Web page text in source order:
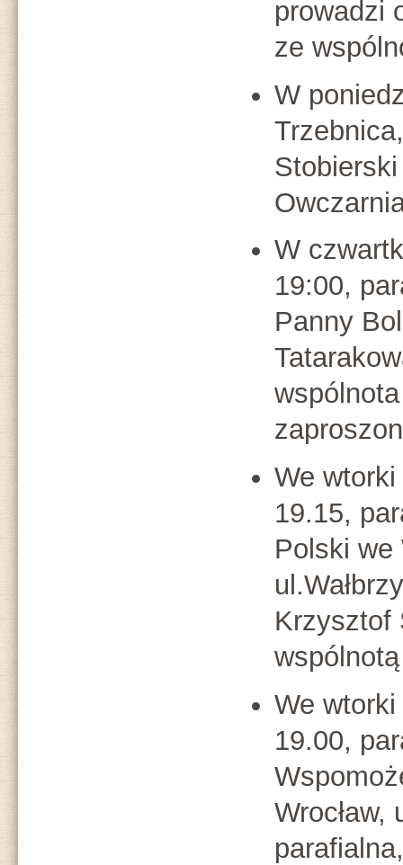
prowadzi
ze
W
W
19:00,
Panny
We wtorki
19.15,
Polski we
Krzysztof
We wtorki
19.00,